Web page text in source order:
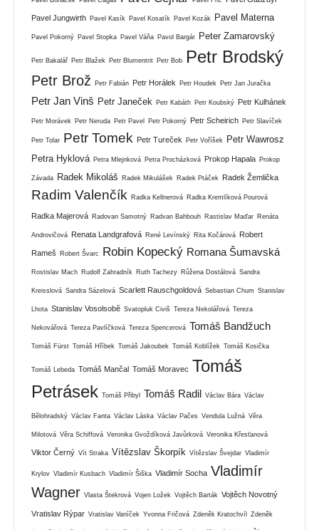
Pavel Jungwirth Pavel Kasík Pavel Kosatík Pavel Kozák Pavel Materna
Pavel Pokorný Pavel Stopka Pavel Váňa Pavol Bargár Peter Zamarovský
Petr Bakalář Petr Blažek Petr Blumentrit Petr Bob Petr Brodský
Petr Brož Petr Fabián Petr Horálek Petr Houdek Petr Jan Juračka
Petr Jan Vinš Petr Janeček Petr Kabáth Petr Koubský Petr Kulhánek
Petr Morávek Petr Neruda Petr Pavel Petr Pokorný Petr Scheirich Petr Slavíček
Petr Tolar Petr Tomek Petr Tureček Petr Voříšek
Petr Wawrosz
Petra Hyklová Petra Mlejnková Petra Procházková Prokop Hapala Prokop
Závada Radek Mikoláš Radek Mikulášek Radek Ptáček Radek Žemlička
Radim Valenčík Radka Kellnerová Radka Kremlíková Pourová
Radka Majerová Radovan Samotný Radvan Bahbouh Rastislav Maďar Renáta
Androvičová Renata Landgrafová René Levínský Rita Kočárová Robert
Rameš Robert Švarc Robin Kopecký Romana Šumavská
Rostislav Mach Rudolf Zahradník Ruth Tachezy Růžena Dostálová Sandra
Kreisslová Sandra Sázelová Scarlett Rauschgoldová Sebastian Chum Stanislav
Lhota Stanislav Vosolsobě Svatopluk Civiš Tereza Nekolářová Tereza
Nekovářová Tereza Pavlíčková Tereza Spencerová Tomáš Bandžuch
Tomáš Fürst Tomáš Hříbek Tomáš Jakoubek Tomáš Koblížek Tomáš Kosička
Tomáš Lebeda Tomáš Mančal Tomáš Moravec Tomáš
Petrásek Tomáš Přibyl Tomáš Radil Václav Bára Václav
Bělohradský Václav Fanta Václav Láska Václav Pačes Vendula Lužná Věra
Milotová Věra Schiffová Veronika Gvoždíková Javůrková Veronika Křesťanová
Viktor Černý Vít Straka Vítězslav Škorpík Vítězslav Švejdar Vladimír
Krylov Vladimír Kusbach Vladimír Šiška Vladimír Socha Vladimír
Wagner Vlasta Štekrová Vojen Ložek Vojtěch Barták Vojtěch Novotný
Vratislav Rýpar Vratislav Vaníček Yvonna Fričová Zdeněk Kratochvíl Zdeněk